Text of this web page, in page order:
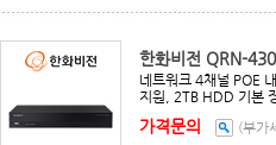
한화비전 QRN-
네트워크 4채널 POE
지원, 2TB HDD 기본
가격문의 (부가